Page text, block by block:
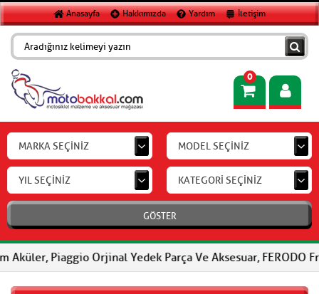
Anasayfa Hakkımızda Yardım İletişim
0
MARKA SEÇİNİZ MODEL SEÇİNİZ
YIL SEÇİNİZ KATEGORİ SEÇİNİZ
GÖSTER
Orjinal Yedek Parça Ve Aksesuar, FERODO Fren